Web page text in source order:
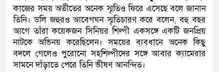
কাজের সময় অতীতের অনেক স্মৃতিও ফিরে এসেছে বলে জানান
তিনি। ডলি জহুরও আবেগঘন স্মৃতিচারণ করে বলেন, বহু বছর
আগে তাঁরা কয়েকজন সিনিয়র শিল্পী একসঙ্গে একটি জনপ্রিয়
নাটকে অভিনয় করেছিলেন। সময়ের ব্যবধানে অনেক কিছু
বদলে গেলেও পুরোনো সহশিল্পীদের সঙ্গে আবার ক্যামেরার
সামনে দাঁড়াতে পেরে তিনি ভীষণ আনন্দিত।